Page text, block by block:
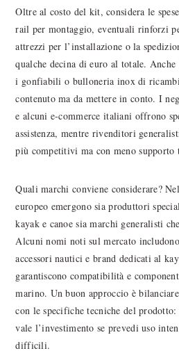
Oltre al costo del kit, considera le
rail per montaggio, eventuali rinforzi
attrezzi per l’installazione o la
qualche decina di euro al totale.
i gonfiabili o bulloneria inox di
contenuto ma da mettere in conto. I
e alcuni e-commerce italiani offrono
assistenza, mentre rivenditori
più competitivi ma con meno supporto
Quali marchi conviene considerare?
europeo emergono sia produttori
kayak e canoe sia marchi generalisti
Alcuni nomi noti sul mercato
accessori nautici e brand dedicati al
garantiscono compatibilità e
marino. Un buon approccio è
con le specifiche tecniche del
vale l’investimento se prevedi uso
difficili.